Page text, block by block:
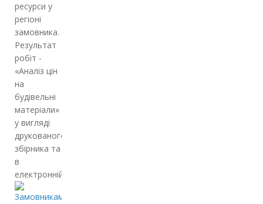
ресурси у
регіоні
замовника.
Результат
робіт -
«Аналіз цін
на
будівельні
матеріали»
у вигляді
друкованого
збірника та
в
електронній…